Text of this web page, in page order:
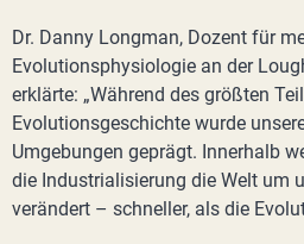
Dr. Danny Longman, Dozent für
Evolutionsphysiologie an der
erklärte: „Während des größten
Evolutionsgeschichte wurde
Umgebungen geprägt. Innerhalb
die Industrialisierung die Welt um
verändert – schneller, als die